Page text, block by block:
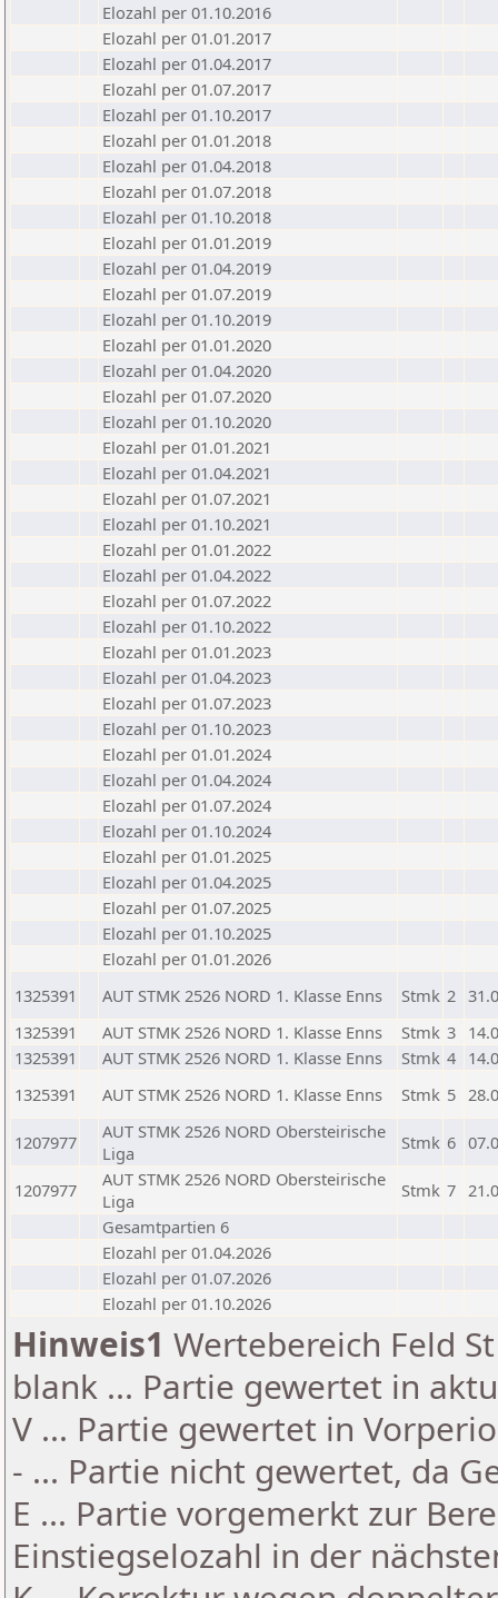
Elozahl per 01.10.2016
Elozahl per 01.01.2017
Elozahl per 01.04.2017
Elozahl per 01.07.2017
Elozahl per 01.10.2017
Elozahl per 01.01.2018
Elozahl per 01.04.2018
Elozahl per 01.07.2018
Elozahl per 01.10.2018
Elozahl per 01.01.2019
Elozahl per 01.04.2019
Elozahl per 01.07.2019
Elozahl per 01.10.2019
Elozahl per 01.01.2020
Elozahl per 01.04.2020
Elozahl per 01.07.2020
Elozahl per 01.10.2020
Elozahl per 01.01.2021
Elozahl per 01.04.2021
Elozahl per 01.07.2021
Elozahl per 01.10.2021
Elozahl per 01.01.2022
Elozahl per 01.04.2022
Elozahl per 01.07.2022
Elozahl per 01.10.2022
Elozahl per 01.01.2023
Elozahl per 01.04.2023
Elozahl per 01.07.2023
Elozahl per 01.10.2023
Elozahl per 01.01.2024
Elozahl per 01.04.2024
Elozahl per 01.07.2024
Elozahl per 01.10.2024
Elozahl per 01.01.2025
Elozahl per 01.04.2025
Elozahl per 01.07.2025
Elozahl per 01.10.2025
Elozahl per 01.01.2026
1325391
AUT STMK 2526 NORD 1. Klasse Enns Stmk 2
1325391
AUT STMK 2526 NORD 1. Klasse Enns Stmk 3
1325391
AUT STMK 2526 NORD 1. Klasse Enns Stmk 4
1325391
AUT STMK 2526 NORD 1. Klasse Enns Stmk 5
1207977
AUT STMK 2526 NORD Obersteirische
Liga
Stmk 6
1207977
AUT STMK 2526 NORD Obersteirische
Liga
Stmk 7
Gesamtpartien 6
Elozahl per 01.04.2026
Elozahl per 01.07.2026
Elozahl per 01.10.2026
Hinweis1 Wertebereich Feld
blank ... Partie gewertet in
V ... Partie gewertet in
- ... Partie nicht gewertet, da
E ... Partie vorgemerkt zur
Einstiegselozahl in der